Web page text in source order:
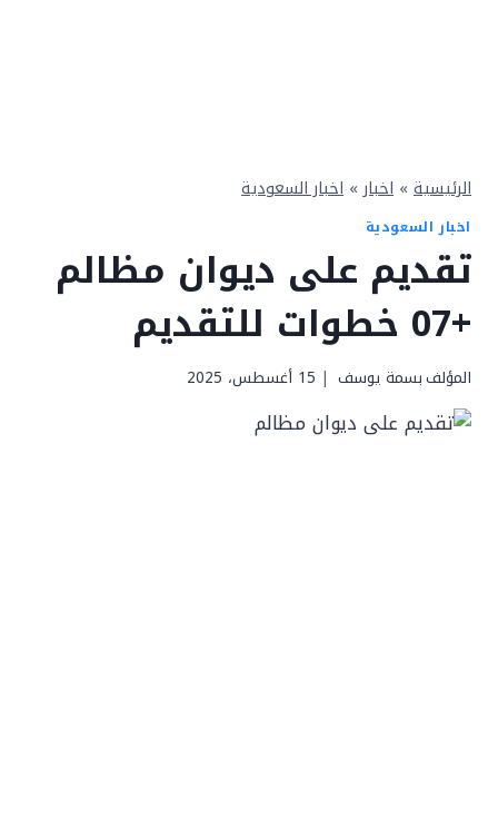
الرئيسية » اخبار » اخبار السعودية
اخبار السعودية
تقديم على ديوان مظالم
+07 خطوات للتقديم
المؤلفبسمة يوسف 15 أغسطس، 2025